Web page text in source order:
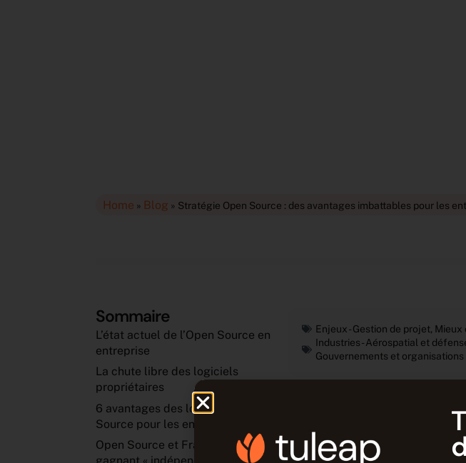
Home » Blog » Stratégie Open Source : des avantages imbattables pour les
Sommaire
L’état actuel de l’Open Source en
entreprise
La chute libre des logiciels
propriétaires
6 avantages des logiciels Open
Source pour les entreprises
Open Source et Français : combo
Enjeux -Gestion de projet, Mieux
Industries -Aérospatial et
Gouvernements et organisations
Selon le rapport 2022 de
responsables informatiques
Source s’impose de plus en
technologique et assurer sa